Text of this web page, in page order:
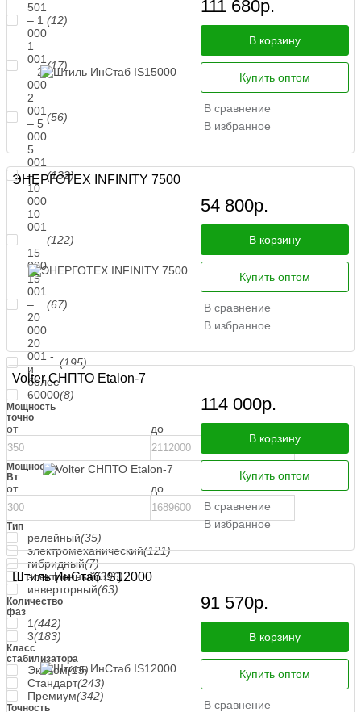
501
– 1
000
(12)
1
001
– 2
000
(17)
2
001
– 5
000
(56)
5
001
–
10
000
(132)
10
001
–
15
000
(122)
15
001
–
20
000
(67)
20
001 -
и
более
(195)
60000(8)
Мощность
точно
от до
Мощность,
Вт
от до
Тип
релейный(35)
электромеханический(121)
гибридный(7)
электронный(396)
инверторный(63)
Количество
фаз
1(442)
3(183)
Класс
стабилизатора
Эконом(15)
Стандарт(243)
Премиум(342)
Точность
111 680р.
В корзину
Купить оптом
В сравнение
В избранное
ЭНЕРГОТЕХ INFINITY 7500
54 800р.
В корзину
Купить оптом
В сравнение
В избранное
Volter СНПТО Etalon-7
114 000р.
В корзину
Купить оптом
В сравнение
В избранное
Штиль ИнСтаб IS12000
91 570р.
В корзину
Купить оптом
В сравнение